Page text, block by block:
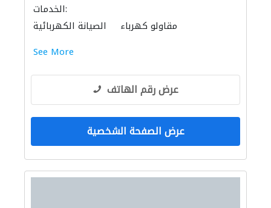
الخدمات:
الصيانة الكهربائية
مقاولو كهرباء
See More
عرض رقم الهاتف
عرض الصفحة الشخصية